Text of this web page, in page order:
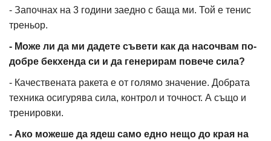
- Започнах на 3 години заедно с баща ми. Той е тенис
треньор.
- Може ли да ми дадете съвети как да насочвам по-
добре бекхенда си и да генерирам повече сила?
- Качествената ракета е от голямо значение. Добрата
техника осигурява сила, контрол и точност. А също и
тренировки.
- Ако можеше да ядеш само едно нещо до края на